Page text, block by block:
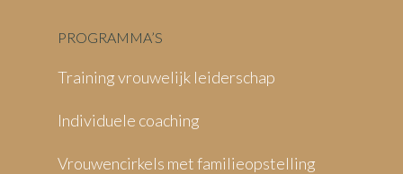
PROGRAMMA’S
Training vrouwelijk leiderschap
Individuele coaching
Vrouwencirkels met familieopstelling